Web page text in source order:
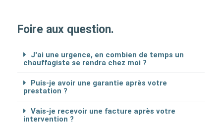
Foire aux question.
J'ai une urgence, en combien de temps un
chauffagiste se rendra chez moi ?
Puis-je avoir une garantie après votre
prestation ?
Vais-je recevoir une facture après votre
intervention ?